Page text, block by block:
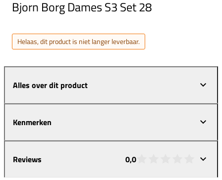
Bjorn Borg Dames S3 Set 28
Helaas, dit product is niet langer leverbaar.
Alles over dit product
Kenmerken
Reviews 0,0